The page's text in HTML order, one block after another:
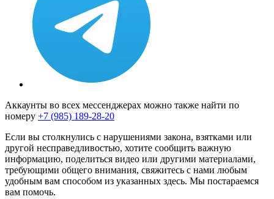
Аккаунты во всех мессенджерах можно также найти по
номеру +7 (985) 189-28-20
Если вы столкнулись с нарушениями закона, взятками или
другой несправедливостью, хотите сообщить важную
информацию, поделиться видео или другими материалами,
требующими общего внимания, свяжитесь с нами любым
удобным вам способом из указанных здесь. Мы постараемся
вам помочь.